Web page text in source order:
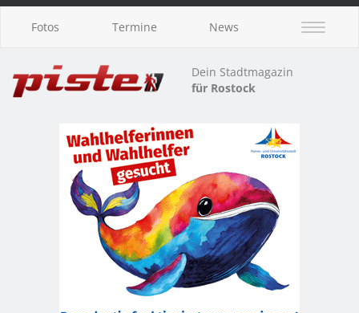
Fotos Termine News
Dein Stadtmagazin
für Rostock